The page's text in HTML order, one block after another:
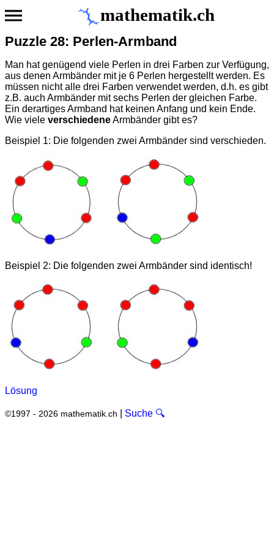
mathematik.ch
Puzzle 28: Perlen-Armband
Man hat genügend viele Perlen in drei Farben zur Verfügung,
aus denen Armbänder mit je 6 Perlen hergestellt werden. Es
müssen nicht alle drei Farben verwendet werden, d.h. es gibt
z.B. auch Armbänder mit sechs Perlen der gleichen Farbe.
Ein derartiges Armband hat keinen Anfang und kein Ende.
Wie viele verschiedeneArmbänder gibt es?
Beispiel 1: Die folgenden zwei Armbänder sind verschieden.
Beispiel 2: Die folgenden zwei Armbänder sind identisch!
Lösung
©1997 - 2026 mathematik.ch Suche 🔍